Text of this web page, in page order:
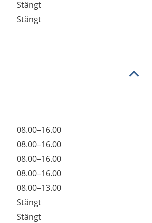
Stängt
Stängt
08.00–16.00
08.00–16.00
08.00–16.00
08.00–16.00
08.00–13.00
Stängt
Stängt